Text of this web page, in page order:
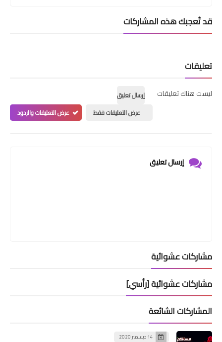
قد تُعجبك هذه المشاركات
تعليقات
ليست هناك تعليقات
إرسال تعليق
عرض التعليقات فقط
عرض التعليقات والردود
إرسال تعليق
مشاركات عشوائية
مشاركات عشوائية [رأسي]
المشاركات الشائعة
14 ديسمبر 2020